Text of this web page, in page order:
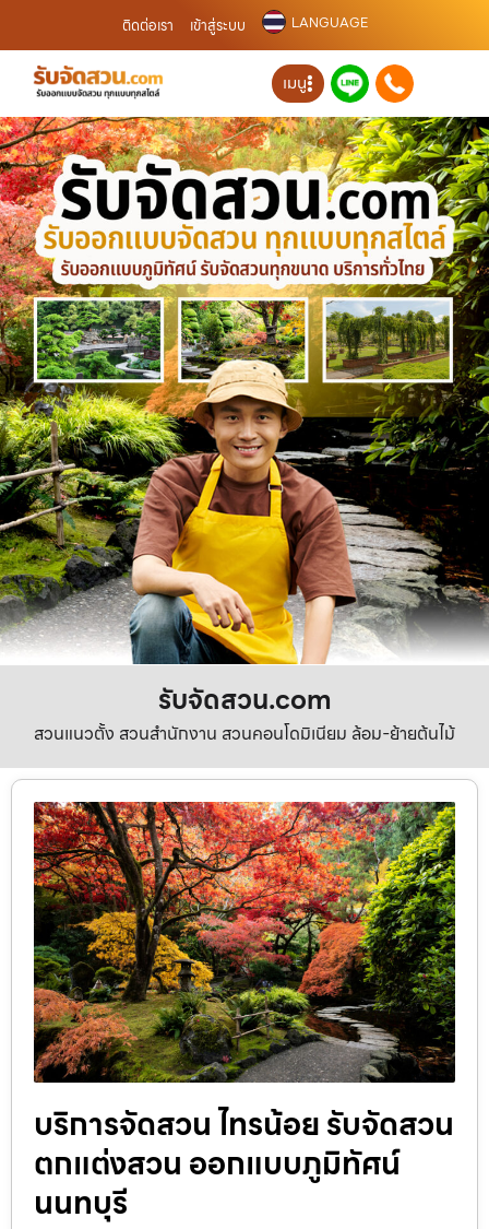
ติดต่อเรา เข้าสู่ระบบ LANGUAGE
เมนู
รับจัดสวน.com
สวนแนวตั้ง สวนสำนักงาน สวนคอนโดมิเนียม ล้อม-ย้ายต้นไม้
บริการจัดสวน ไทรน้อย รับจัดสวน
ตกแต่งสวน ออกแบบภูมิทัศน์
นนทบุรี